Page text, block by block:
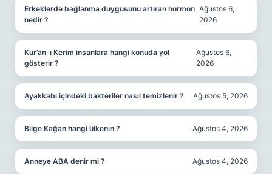
Erkeklerde bağlanma duygusunu artıran hormon
nedir ?
Ağustos 6,
2026
Kur’an-ı Kerim insanlara hangi konuda yol
gösterir ?
Ağustos 6,
2026
Ayakkabı içindeki bakteriler nasıl temizlenir ? Ağustos 5, 2026
Bilge Kağan hangi ülkenin ? Ağustos 4, 2026
Anneye ABA denir mi ? Ağustos 4, 2026